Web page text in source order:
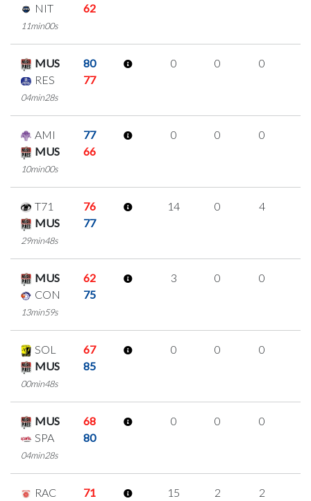
NIT
62
11min00s
MUS
80
RES
77
04min28s
0 0 0
AMI
77
MUS
66
10min00s
0 0 0
T71
76
MUS
77
29min48s
14 0 4
MUS
62
CON
75
13min59s
3 0 0
SOL
67
MUS
85
00min48s
0 0 0
MUS
68
SPA
80
04min28s
0 0 0
RAC
71
15 2 2